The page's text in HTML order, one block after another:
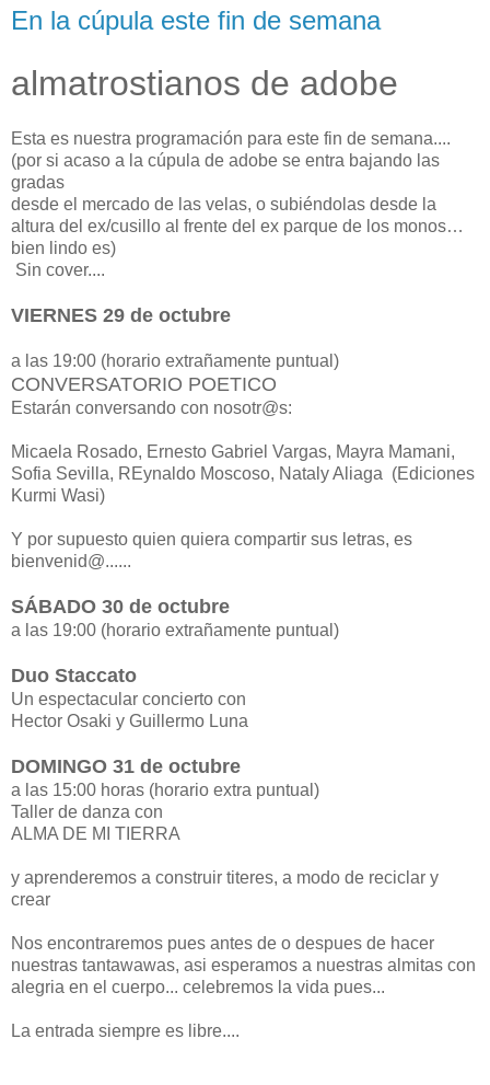
En la cúpula este fin de semana
almatrostianos de adobe
Esta es nuestra programación para este fin de semana....
(por si acaso a la cúpula de adobe se entra bajando las
gradas
desde el mercado de las velas, o subiéndolas desde la
altura del ex/cusillo al frente del ex parque de los monos…
bien lindo es)
Sin cover....
VIERNES 29 de octubre
a las 19:00 (horario extrañamente puntual)
CONVERSATORIO POETICO
Estarán conversando con nosotr@s:
Micaela Rosado, Ernesto Gabriel Vargas, Mayra Mamani,
Sofia Sevilla, REynaldo Moscoso, Nataly Aliaga (Ediciones
Kurmi Wasi)
Y por supuesto quien quiera compartir sus letras, es
bienvenid@......
SÁBADO 30 de octubre
a las 19:00 (horario extrañamente puntual)
Duo Staccato
Un espectacular concierto con
Hector Osaki y Guillermo Luna
DOMINGO 31 de octubre
a las 15:00 horas (horario extra puntual)
Taller de danza con
ALMA DE MI TIERRA
y aprenderemos a construir titeres, a modo de reciclar y
crear
Nos encontraremos pues antes de o despues de hacer
nuestras tantawawas, asi esperamos a nuestras almitas con
alegria en el cuerpo... celebremos la vida pues...
La entrada siempre es libre....